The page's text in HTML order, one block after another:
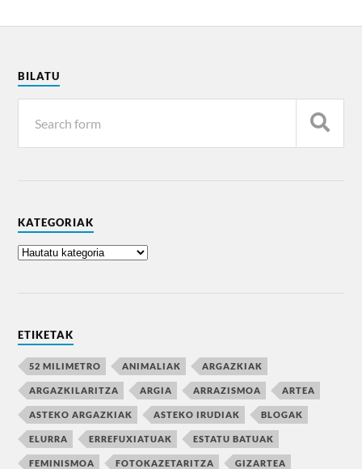
BILATU
KATEGORIAK
ETIKETAK
52 MILIMETRO ANIMALIAK ARGAZKIAK
ARGAZKILARITZA ARGIA ARRAZISMOA ARTEA
ASTEKO ARGAZKIAK ASTEKO IRUDIAK BLOGAK
ELURRA ERREFUXIATUAK ESTATU BATUAK
FEMINISMOA FOTOKAZETARITZA GIZARTEA